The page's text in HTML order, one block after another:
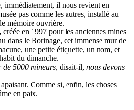
immédiatement, il nous revient en
pas comme les autres, installé au
mémoire ouvrière.
créée en 1997 pour les anciennes mines
dans le Borinage, cet immense mur de
une petite étiquette, un nom, et
du dimanche.
de 5000 mineurs, disait-il, nous devons
Comme si, enfin, les choses
en paix.